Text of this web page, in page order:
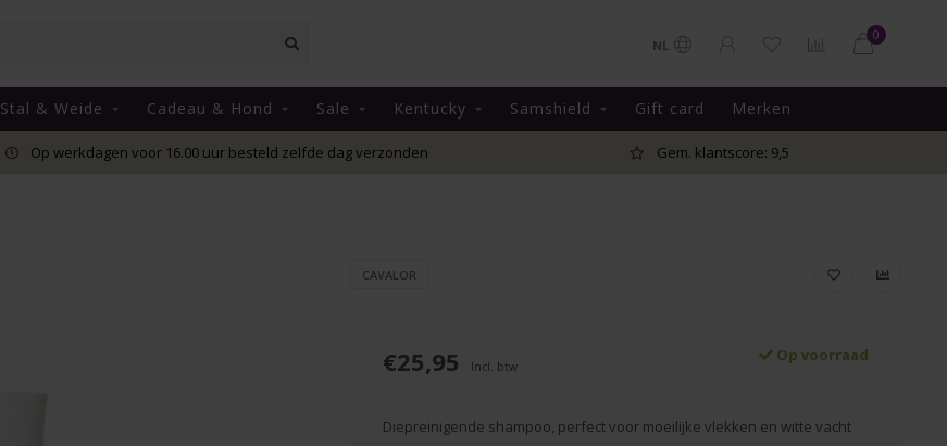
NL
0
Stal & Weide Cadeau & Hond Sale Kentucky Samshield Gift card Merken
Op werkdagen voor 16.00 uur besteld zelfde dag verzonden Gem. klantscore: 9,5
CAVALOR
€25,95 Incl. btw
Op voorraad
Diepreinigende shampoo, perfect voor moeilijke vlekken en witte vacht